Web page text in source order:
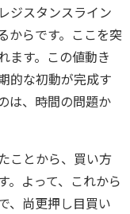
ジスタンスライン
からです。ここを突
ます。この値動き
的な初動が完成す
は、時間の問題か
ことから、買い方
。よって、これから
、尚更押し目買い